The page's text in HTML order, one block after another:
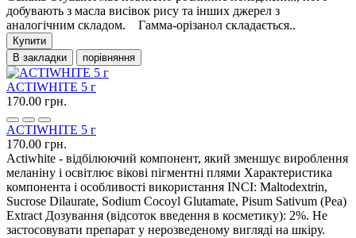
добувають з масла висівок рису та інших джерел з
аналогічним складом. Гамма-орізанол складається..
Купити
В закладки
порівняння
ACTIWHITE 5 г
170.00 грн.
ACTIWHITE 5 г
170.00 грн.
Actiwhite - відбілюючий компонент, який зменшує вироблення
меланіну і освітлює вікові пігментні плями Характеристика
компонента і особливості використання INCI: Maltodextrin,
Sucrose Dilaurate, Sodium Cocoyl Glutamate, Pisum Sativum (Pea)
Extract Дозування (відсоток введення в косметику): 2%. Не
застосовувати препарат у нерозведеному вигляді на шкіру.